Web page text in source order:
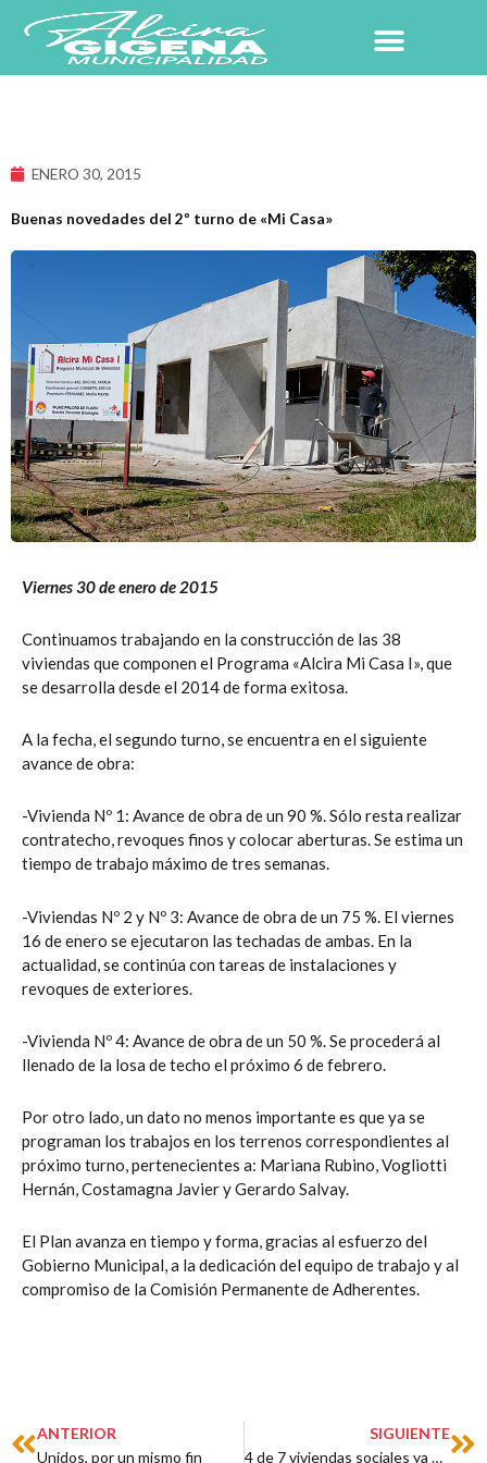
contenido
ENERO 30, 2015
Buenas novedades del 2º turno de «Mi Casa»
Viernes 30 de enero de 2015
Continuamos trabajando en la construcción de las 38
viviendas que componen el Programa «Alcira Mi Casa I», que
se desarrolla desde el 2014 de forma exitosa.
A la fecha, el segundo turno, se encuentra en el siguiente
avance de obra:
-Vivienda Nº 1: Avance de obra de un 90 %. Sólo resta realizar
contratecho, revoques finos y colocar aberturas. Se estima un
tiempo de trabajo máximo de tres semanas.
-Viviendas Nº 2 y Nº 3: Avance de obra de un 75 %. El viernes
16 de enero se ejecutaron las techadas de ambas. En la
actualidad, se continúa con tareas de instalaciones y
revoques de exteriores.
-Vivienda Nº 4: Avance de obra de un 50 %. Se procederá al
llenado de la losa de techo el próximo 6 de febrero.
Por otro lado, un dato no menos importante es que ya se
programan los trabajos en los terrenos correspondientes al
próximo turno, pertenecientes a: Mariana Rubino, Vogliotti
Hernán, Costamagna Javier y Gerardo Salvay.
El Plan avanza en tiempo y forma, gracias al esfuerzo del
Gobierno Municipal, a la dedicación del equipo de trabajo y al
compromiso de la Comisión Permanente de Adherentes.
Prev
ANTERIOR
Unidos, por un mismo fin
SIGUIENTE
4 de 7 viviendas sociales ya están techadas